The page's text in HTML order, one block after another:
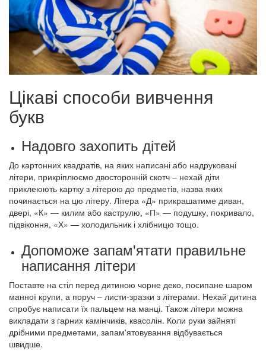
Цікаві способи вивчення
букв
Надовго захопить дітей
До картонних квадратів, на яких написані або надруковані
літери, прикріплюємо двосторонній скотч – нехай діти
приклеюють картку з літерою до предметів, назва яких
починається на цю літеру. Літера «Д» прикрашатиме диван,
двері, «К» — килим або каструлю, «П» — подушку, покривало,
підвіконня, «Х» — холодильник і хлібницю тощо.
Допоможе запам'ятати правильне
написання літери
Поставте на стіл перед дитиною чорне деко, посипане шаром
манної крупи, а поруч – листи-зразки з літерами. Нехай дитина
спробує написати їх пальцем на манці. Також літери можна
викладати з гарних камінчиків, квасолін. Коли руки зайняті
дрібними предметами, запам'ятовування відбувається
швидше.